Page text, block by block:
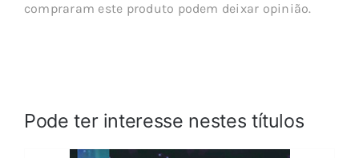
compraram este produto podem deixar opinião.
Pode ter interesse nestes títulos